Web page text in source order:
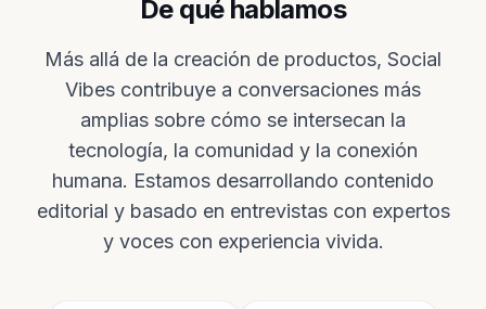
De qué hablamos
Más allá de la creación de productos, Social
Vibes contribuye a conversaciones más
amplias sobre cómo se intersecan la
tecnología, la comunidad y la conexión
humana. Estamos desarrollando contenido
editorial y basado en entrevistas con expertos
y voces con experiencia vivida.